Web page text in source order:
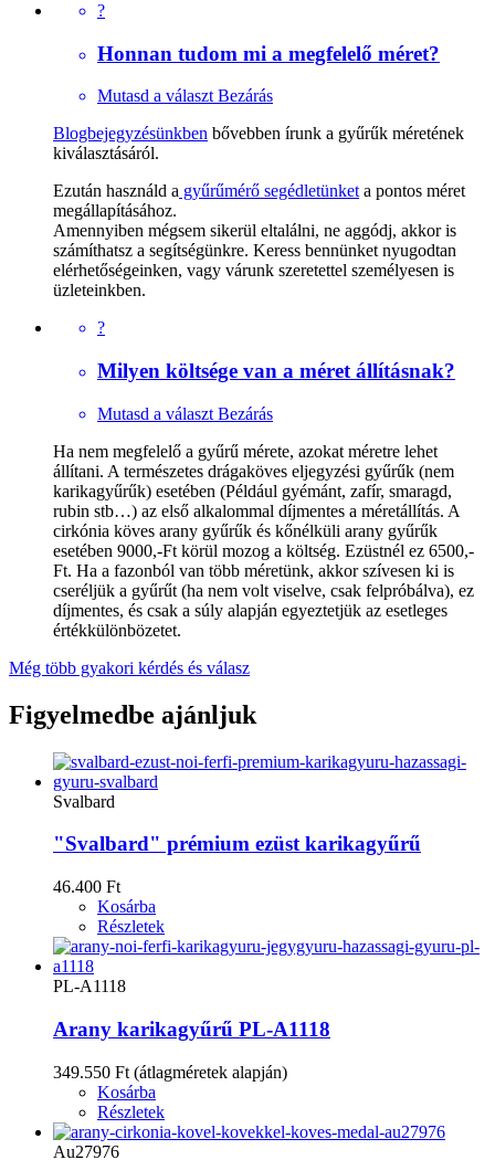
?
Honnan tudom mi a megfelelő méret?
Mutasd a választ Bezárás
Blogbejegyzésünkben bővebben írunk a gyűrűk méretének
kiválasztásáról.
Ezután használd a gyűrűmérő segédletünketa pontos méret
megállapításához.
Amennyiben mégsem sikerül eltalálni, ne aggódj, akkor is
számíthatsz a segítségünkre. Keress bennünket nyugodtan
elérhetőségeinken, vagy várunk szeretettel személyesen is
üzleteinkben.
?
Milyen költsége van a méret állításnak?
Mutasd a választ Bezárás
Ha nem megfelelő a gyűrű mérete, azokat méretre lehet
állítani. A természetes drágaköves eljegyzési gyűrűk (nem
karikagyűrűk) esetében (Például gyémánt, zafír, smaragd,
rubin stb…) az első alkalommal díjmentes a méretállítás. A
cirkónia köves arany gyűrűk és kőnélküli arany gyűrűk
esetében 9000,-Ft körül mozog a költség. Ezüstnél ez 6500,-
Ft. Ha a fazonból van több méretünk, akkor szívesen ki is
cseréljük a gyűrűt (ha nem volt viselve, csak felpróbálva), ez
díjmentes, és csak a súly alapján egyeztetjük az esetleges
értékkülönbözetet.
Még több gyakori kérdés és válasz
Figyelmedbe ajánljuk
Svalbard
"Svalbard" prémium ezüst karikagyűrű
46.400 Ft
Kosárba
Részletek
PL-A1118
Arany karikagyűrű PL-A1118
349.550 Ft (átlagméretek alapján)
Kosárba
Részletek
Au27976